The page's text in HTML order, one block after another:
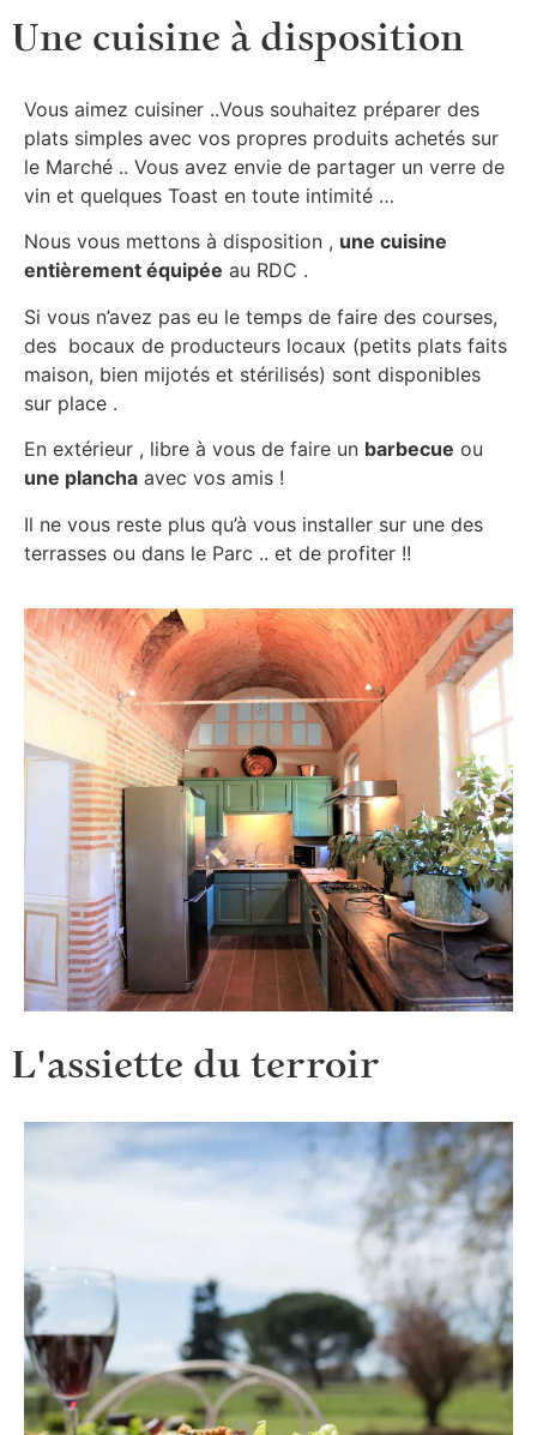
Une cuisine à disposition
Vous aimez cuisiner ..Vous souhaitez préparer des
plats simples avec vos propres produits achetés sur
le Marché .. Vous avez envie de partager un verre de
vin et quelques Toast en toute intimité …
Nous vous mettons à disposition , une cuisine
entièrement équipée au RDC .
Si vous n’avez pas eu le temps de faire des courses,
des bocaux de producteurs locaux (petits plats faits
maison, bien mijotés et stérilisés) sont disponibles
sur place .
En extérieur , libre à vous de faire un barbecue ou
une plancha avec vos amis !
Il ne vous reste plus qu’à vous installer sur une des
terrasses ou dans le Parc .. et de profiter !!
L'assiette du terroir